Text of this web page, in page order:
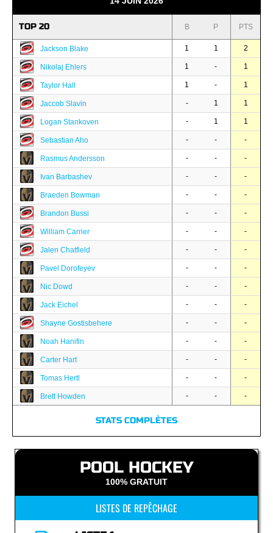
TOP 20 B P PTS
Jackson Blake 1 1 2
Nikolaj Ehlers 1 - 1
Taylor Hall 1 - 1
Jaccob Slavin - 1 1
Logan Stankoven - 1 1
Sebastian Aho - - -
Rasmus Andersson - - -
Ivan Barbashev - - -
Braeden Bowman - - -
Brandon Bussi - - -
William Carrier - - -
Jalen Chatfield - - -
Pavel Dorofeyev - - -
Nic Dowd - - -
Jack Eichel - - -
Shayne Gostisbehere - - -
Noah Hanifin - - -
Carter Hart - - -
Tomas Hertl - - -
Brett Howden - - -
STATS COMPLÈTES
POOL HOCKEY
100% GRATUIT
LISTES DE REPÊCHAGE